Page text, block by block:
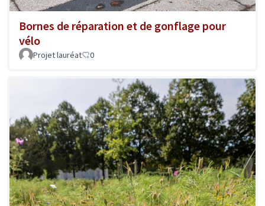
Bornes de réparation et de gonflage pour
vélo
Projet lauréat 0